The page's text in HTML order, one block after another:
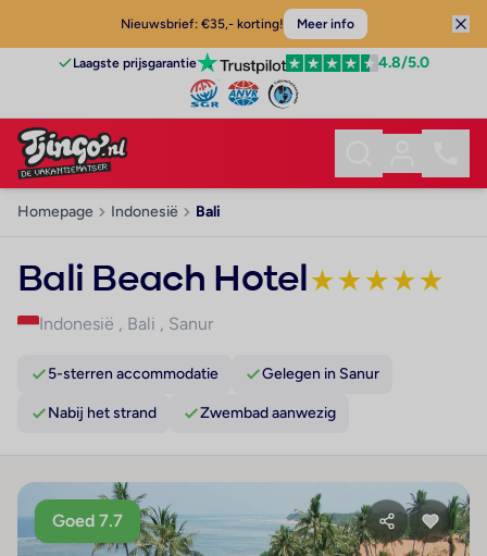
Nieuwsbrief: €35,- korting! Meer info
Laagste prijsgarantie 4.8/5.0
Homepage Indonesië Bali
Bali Beach Hotel★★★★★
Indonesië , Bali , Sanur
5-sterren accommodatie Gelegen in Sanur
Nabij het strand Zwembad aanwezig
Goed 7.7